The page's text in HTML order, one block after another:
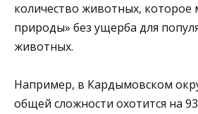
количество животных, которое
природы» без ущерба для
животных.
Например, в Кардымовском
общей сложности охотится на